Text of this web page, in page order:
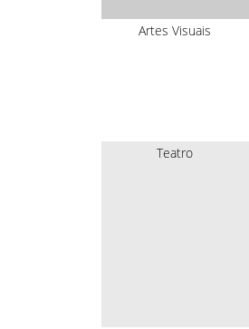
Artes Visuais
Teatro